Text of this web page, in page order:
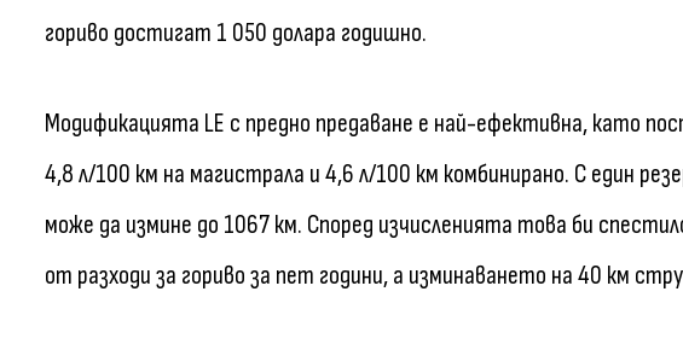
гориво достигат 1 050 долара годишно.
Модификацията LE с предно предаване е най-ефективна, като
4,8 л/100 км на магистрала и 4,6 л/100 км комбинирано. С един
може да измине до 1067 км. Според изчисленията това би
от разходи за гориво за пет години, а изминаването на 40 км